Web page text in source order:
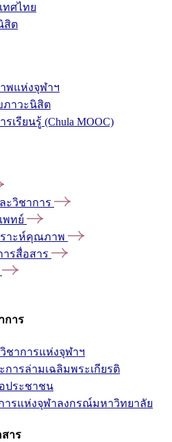
ทศไทย
สิต
พแห่งจุฬาฯ
ภาวะนิสิต
เรียนรู้ (Chula MOOC)
ะวิชาการ
พทย์
ราะห์คุณภาพ
ารสื่อสาร
การ
ชาการแห่งจุฬาฯ
ารล่ามเฉลิมพระเกียรติ
ประชาชน
ารแห่งจุฬาลงกรณ์มหาวิทยาลัย
าร